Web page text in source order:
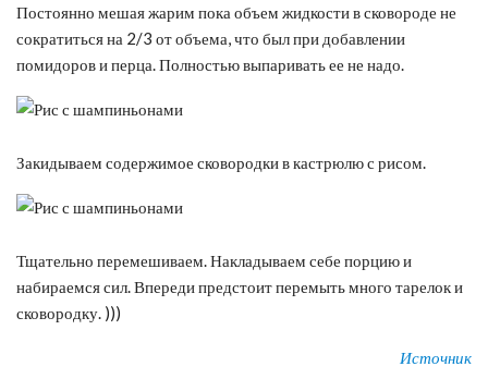
Постоянно мешая жарим пока объем жидкости в сковороде не
сократиться на 2/3 от объема, что был при добавлении
помидоров и перца. Полностью выпаривать ее не надо.
Закидываем содержимое сковородки в кастрюлю с рисом.
Тщательно перемешиваем. Накладываем себе порцию и
набираемся сил. Впереди предстоит перемыть много тарелок и
сковородку. )))
Источник